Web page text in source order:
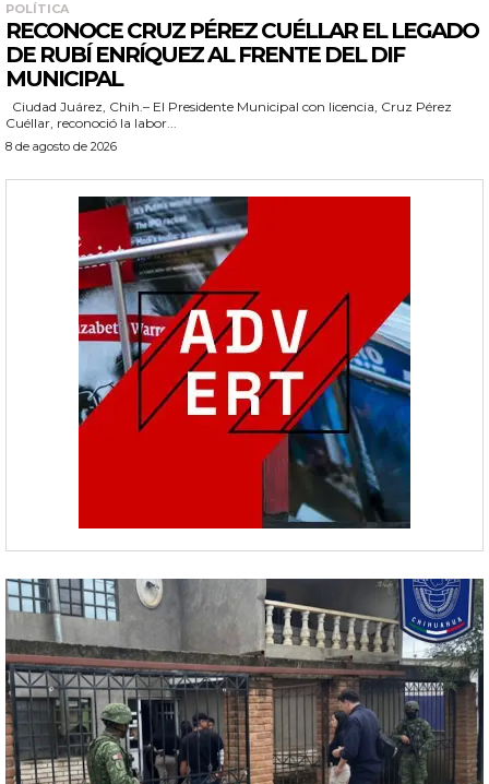
POLÍTICA
RECONOCE CRUZ PÉREZ CUÉLLAR EL LEGADO
DE RUBÍ ENRÍQUEZ AL FRENTE DEL DIF
MUNICIPAL
Cuéllar, reconoció la labor...
8 de agosto de 2026